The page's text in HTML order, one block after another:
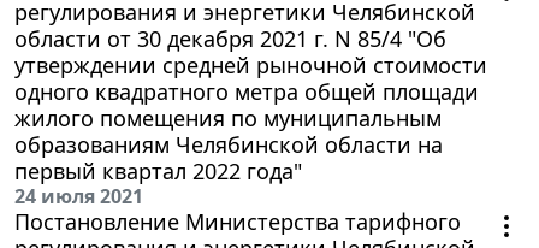
регулирования и энергетики Челябинской
области от 30 декабря 2021 г. N 85/4 "Об
утверждении средней рыночной стоимости
одного квадратного метра общей площади
жилого помещения по муниципальным
образованиям Челябинской области на
первый квартал 2022 года"
24 июля 2021
Постановление Министерства тарифного